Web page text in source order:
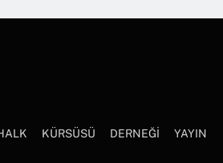
KÜRSÜSÜ DERNEĞİ YAYIN